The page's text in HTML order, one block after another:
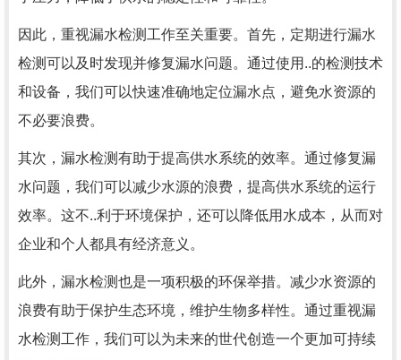
因此，重视漏水检测工作至关重要。首先，定期进行漏水
检测可以及时发现并修复漏水问题。通过使用..的检测技术
和设备，我们可以快速准确地定位漏水点，避免水资源的
不必要浪费。
其次，漏水检测有助于提高供水系统的效率。通过修复漏
水问题，我们可以减少水源的浪费，提高供水系统的运行
效率。这不..利于环境保护，还可以降低用水成本，从而对
企业和个人都具有经济意义。
此外，漏水检测也是一项积极的环保举措。减少水资源的
浪费有助于保护生态环境，维护生物多样性。通过重视漏
水检测工作，我们可以为未来的世代创造一个更加可持续